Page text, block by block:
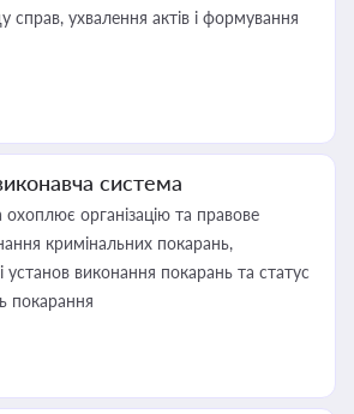
справ, ухвалення актів і формування
система
охоплює організацію та правове
кримінальних покарань,
і установ виконання покарань та статус
покарання